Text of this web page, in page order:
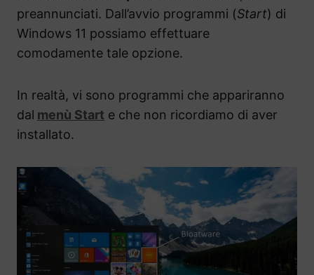
preannunciati. Dall’avvio programmi (Start) di
Windows 11 possiamo effettuare
comodamente tale opzione.
In realtà, vi sono programmi che appariranno
dal menù Start e che non ricordiamo di aver
installato.